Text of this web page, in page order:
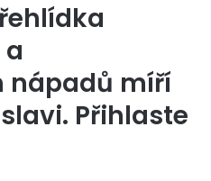
nápadů míří
Přihlaste